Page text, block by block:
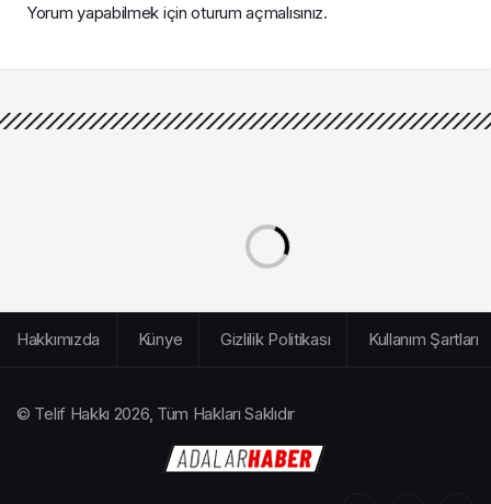
Yorum yapabilmek içinoturum açmalısınız.
Hakkımızda Künye Gizlilik Politikası Kullanım Şartları
© Telif Hakkı 2026, Tüm Hakları Saklıdır